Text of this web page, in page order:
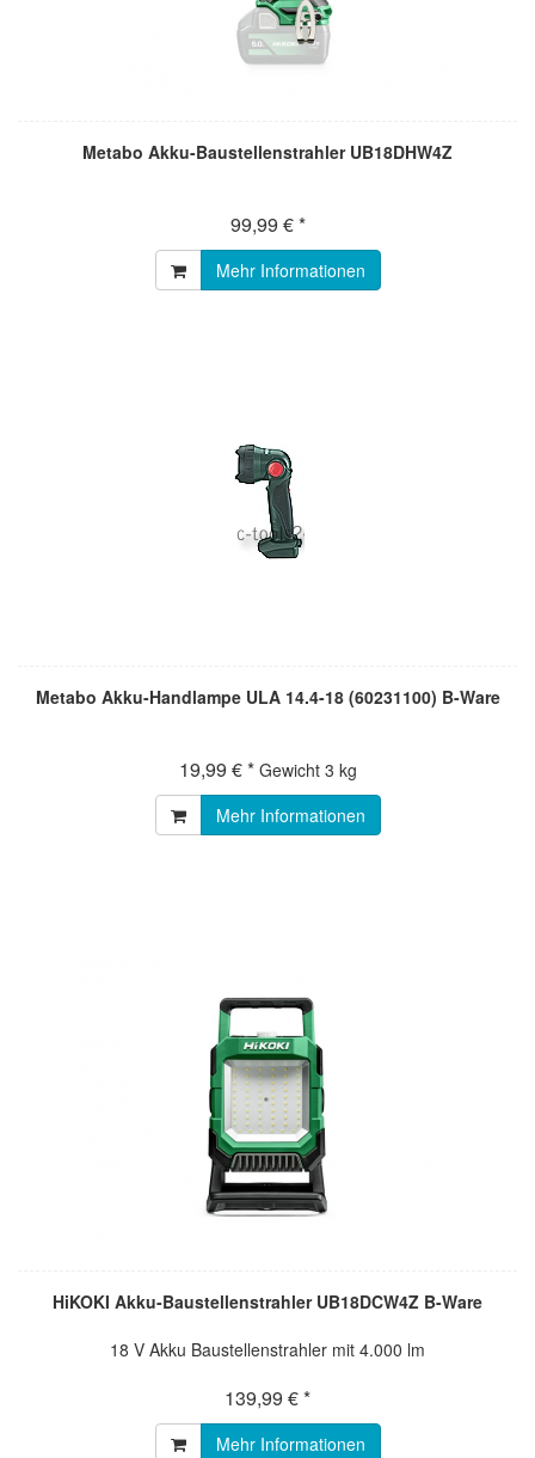
Metabo Akku-Baustellenstrahler UB18DHW4Z
99,99 € *
Mehr Informationen
Metabo Akku-Handlampe ULA 14.4-18 (60231100) B-Ware
19,99 € * Gewicht 3 kg
Mehr Informationen
HiKOKI Akku-Baustellenstrahler UB18DCW4Z B-Ware
18 V Akku Baustellenstrahler mit 4.000 lm
139,99 € *
Mehr Informationen